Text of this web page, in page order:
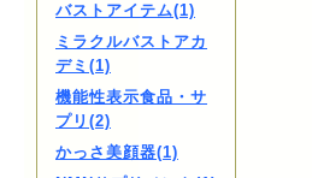
バストアイテム(1)
ミラクルバストアカ
デミ(1)
機能性表示食品・サ
プリ(2)
かっさ美顔器(1)